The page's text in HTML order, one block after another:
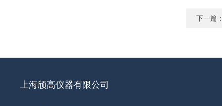
下一篇
上海颀高仪器有限公司